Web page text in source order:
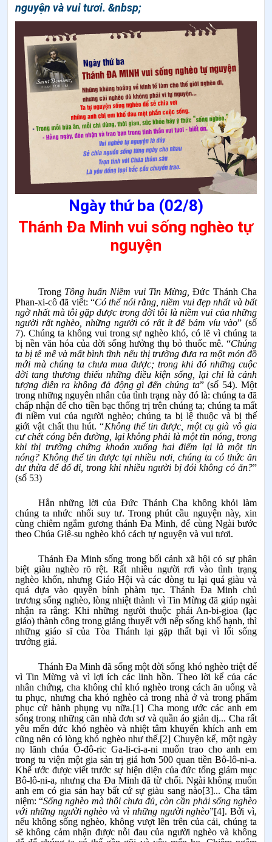
nguyện và vui tươi. &nbsp;
Ngày thứ ba (02/8)
Thánh Đa Minh vui sống nghèo tự
nguyện
Trong Tông huấn Niềm vui Tin Mừng,Đức Thánh Cha
Phan-xi-cô đã viết: “Có thể nói rằng, niềm vui đẹp nhất và bất
ngờ nhất mà tôi gặp được trong đời tôi là niềm vui của những
người rất nghèo, những người có rất ít để bám víu vào” (số
7). Chúng ta không vui trong sự nghèo khó, có lẽ vì chúng ta
bị nền văn hóa của đời sống hưởng thụ bỏ thuốc mê. “Chúng
ta bị tê mê và mất bình tĩnh nếu thị trường đưa ra một món đồ
mới mà chúng ta chưa mua được; trong khi đó những cuộc
đời tang thương thiếu những điều kiện sống, lại chỉ là cảnh
tượng diễn ra không đả động gì đến chúng ta” (số 54). Một
trong những nguyên nhân của tình trạng này đó là: chúng ta đã
chấp nhận để cho tiền bạc thống trị trên chúng ta; chúng ta mất
đi niềm vui của người nghèo; chúng ta bị lệ thuộc và bị thế
giới vật chất thu hút. “Không thể tin được, một cụ già vô gia
cư chết cóng bên đường, lại không phải là một tin nóng, trong
khi thị trường chứng khoán xuống hai điểm lại là một tin
nóng? Không thể tin được tại nhiều nơi, chúng ta có thức ăn
dư thừa để đổ đi, trong khi nhiều người bị đói không có ăn?”
(số 53)
Hẳn những lời của Đức Thánh Cha không khỏi làm
chúng ta nhức nhối suy tư. Trong phút cầu nguyện này, xin
cùng chiêm ngắm gương thánh Đa Minh, để cùng Ngài bước
theo Chúa Giê-su nghèo khó cách tự nguyện và vui tươi.
Thánh Đa Minh sống trong bối cảnh xã hội có sự phân
biệt giàu nghèo rõ rệt. Rất nhiều người rơi vào tình trạng
nghèo khốn, nhưng Giáo Hội và các dòng tu lại quá giàu và
quá dựa vào quyền bính phàm tục. Thánh Đa Minh chủ
trương sống nghèo, lòng nhiệt thành vì Tin Mừng đã giúp ngài
nhận ra rằng: Khi những người thuộc phái An-bi-gioa (lạc
giáo) thành công trong giảng thuyết với nếp sống khổ hạnh, thì
những giáo sĩ của Tòa Thánh lại gặp thất bại vì lối sống
trưởng giả.
Thánh Đa Minh đã sống một đời sống khó nghèo triệt để
vì Tin Mừng và vì lợi ích các linh hồn. Theo lời kể của các
nhân chứng, cha không chỉ khó nghèo trong cách ăn uống và
tu phục, nhưng cha khó nghèo cả trong nhà ở và trong phẩm
phục cử hành phụng vụ nữa.[1] Cha mong ước các anh em
sống trong những căn nhà đơn sơ và quần áo giản dị... Cha rất
yêu mến đức khó nghèo và nhiệt tâm khuyến khích anh em
cũng nên có lòng khó nghèo như thế.[2] Chuyện kể, một ngày
nọ lãnh chúa Ô-đô-ric Ga-li-ci-a-ni muốn trao cho anh em
trong tu viện một gia sản trị giá hơn 500 quan tiền Bô-lô-ni-a.
Khế ước được viết trước sự hiện diện của đức tổng giám mục
Bô-lô-ni-a, nhưng cha Đa Minh đã từ chối. Ngài không muốn
anh em có gia sản hay bất cứ sự giàu sang nào[3]... Cha tâm
niệm: “Sống nghèo mà thôi chưa đủ, còn cần phải sống nghèo
với những người nghèo và vì những người nghèo”[4]. Bởi vì,
nếu không sống nghèo, không vượt lên trên của cải, chúng ta
sẽ không cảm nhận được nỗi đau của người nghèo và không